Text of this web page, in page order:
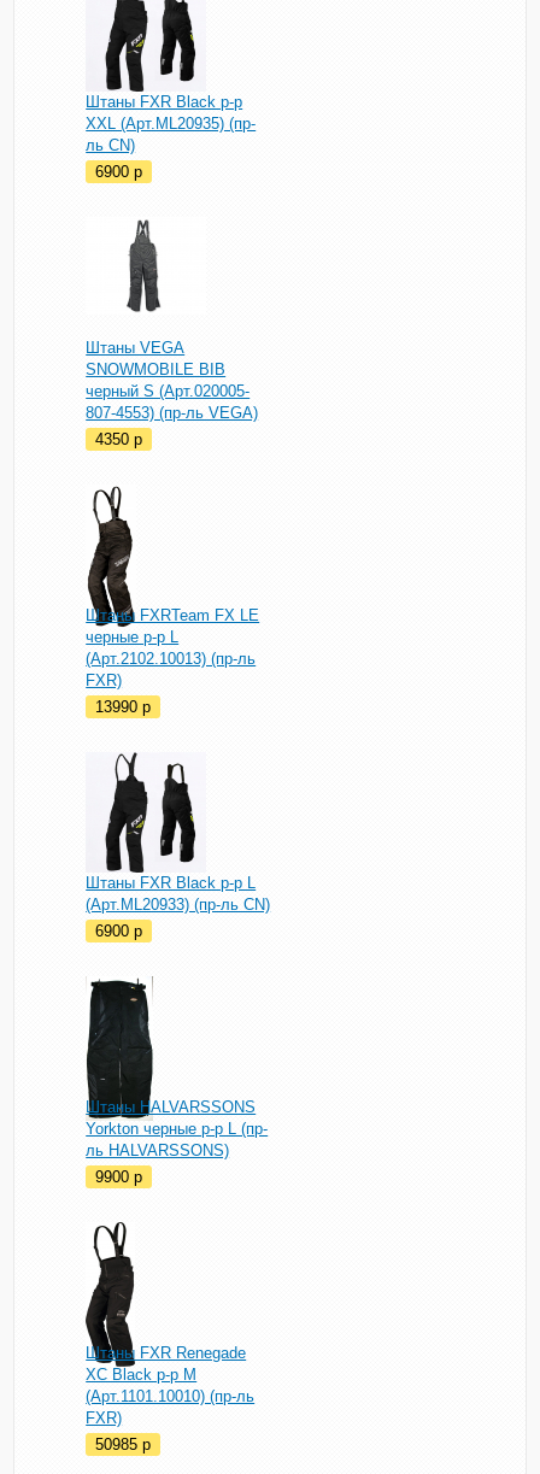
Штаны FXR Black р-р
XXL (Арт.ML20935) (пр-
ль CN)
6900p
Штаны VEGA
SNOWMOBILE BIB
черный S (Арт.020005-
807-4553) (пр-ль VEGA)
4350p
Штаны FXRTeam FX LE
черные р-р L
(Арт.2102.10013) (пр-ль
FXR)
13990p
Штаны FXR Black р-р L
(Арт.ML20933) (пр-ль CN)
6900p
Штаны HALVARSSONS
Yorkton черные р-р L (пр-
ль HALVARSSONS)
9900p
Штаны FXR Renegade
XC Black р-р M
(Арт.1101.10010) (пр-ль
FXR)
50985p